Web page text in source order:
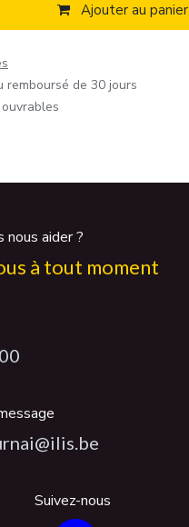
Ajouter au panier
remboursé de 30 jours
nous aider ?
à tout moment
Suivez-nous